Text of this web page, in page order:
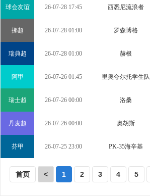
球会友谊 26-07-28 17:45 西悉尼流浪者
挪超 26-07-28 01:00 罗森博格
瑞典超 26-07-28 01:00 赫根
阿甲 26-07-26 01:45 里奥夸尔托学生队
瑞士超 26-07-26 00:00 洛桑
丹麦超 26-07-26 00:00 奥胡斯
芬甲 26-07-25 23:00 PK-35海辛基
首页 < 1 2 3 4 5